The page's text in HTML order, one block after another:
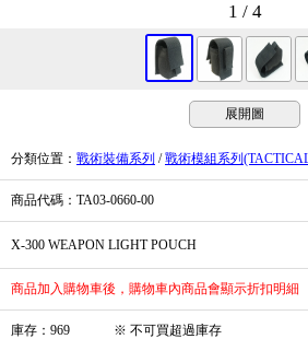
1 / 4
展開圖
分類位置 ： 戰術裝備系列 /戰術模組系列
商品代碼 ：TA03-0660-00
X-300 WEAPON LIGHT POUCH
商品加入購物車後，購物車內商品會顯示折扣明細
庫存 ： 969 ※ 不可買超過庫存